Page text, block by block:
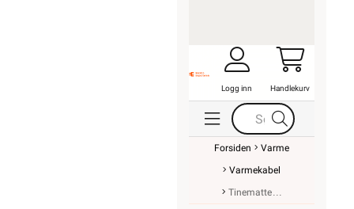
Logg inn Handlekurv
Forsiden
Varme
Varmekabel
Tinematte